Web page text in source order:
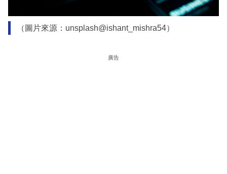
（圖片來源：unsplash@ishant_mishra54）
廣告